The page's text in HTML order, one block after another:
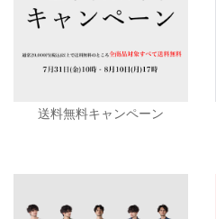
送料無料キャンペーン